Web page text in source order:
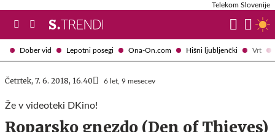
Dober vid Lepotni posegi Ona-On.com Hišni ljubljenčki Vrt
Telekom Slovenije
Četrtek, 7. 6. 2018, 16.40 6 let, 9 mesecev
Že v videoteki DKino!
Roparsko gnezdo (Den of Thieves)